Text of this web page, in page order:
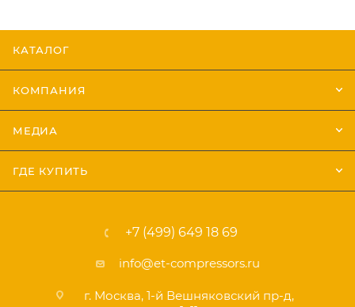
КАТАЛОГ
КОМПАНИЯ
МЕДИА
ГДЕ КУПИТЬ
+7 (499) 649 18 69
info@et-compressors.ru
г. Москва, 1-й Вешняковский пр-д,